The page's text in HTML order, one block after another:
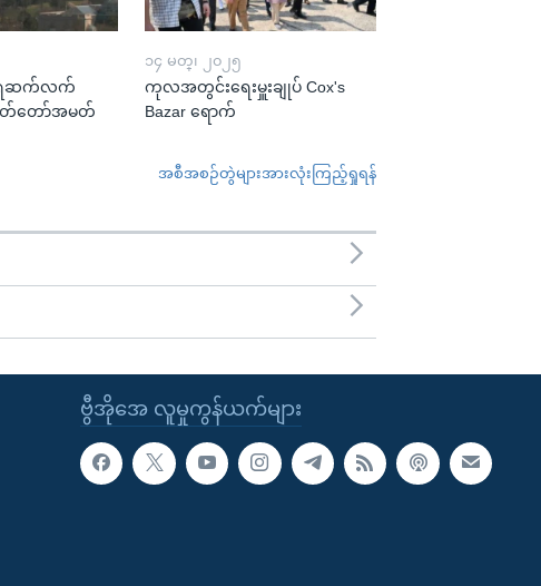
ရဆက်လက်
တော်အမတ်
၁၄ မတ္၊ ၂၀၂၅
ကုလအတွင်းရေးမှူးချုပ် Cox's
Bazar ရောက်
အစီအစဉ်တွဲများအားလုံးကြည့်ရှုရန်
ဗွီအိုအေ လူမှုကွန်ယက်များ